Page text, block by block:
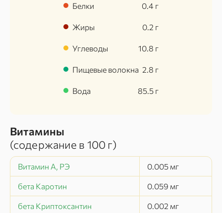
Белки 0.4 г
Жиры 0.2 г
Углеводы 10.8 г
Пищевые волокна 2.8 г
Вода 85.5 г
Витамины
(содержание в 100 г)
Витамин А, РЭ 0.005 мг
бета Каротин 0.059 мг
бета Криптоксантин 0.002 мг